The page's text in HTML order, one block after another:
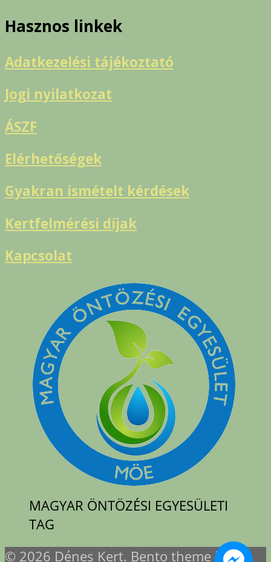
Hasznos linkek
Adatkezelési tájékoztató
Jogi nyilatkozat
ÁSZF
Elérhetőségek
Gyakran ismételt kérdések
Kertfelmérési díjak
Kapcsolat
MAGYAR ÖNTÖZÉSI EGYESÜLETI
TAG
© 2026 Dénes Kert. Bento theme by